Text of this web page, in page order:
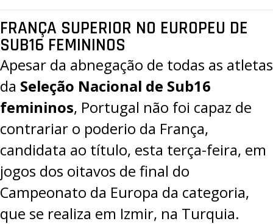
FRANÇA SUPERIOR NO EUROPEU DE
SUB16 FEMININOS
Apesar da abnegação de todas as atletas
da Seleção Nacional de Sub16
femininos, Portugal não foi capaz de
contrariar o poderio da França,
candidata ao título, esta terça-feira, em
jogos dos oitavos de final do
Campeonato da Europa da categoria,
que se realiza em Izmir, na Turquia.